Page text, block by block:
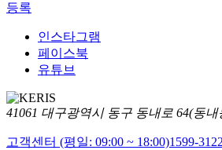
등록
인스타그램
페이스북
유튜브
41061 대구광역시 동구 동내로 64(동내
고객센터 (평일: 09:00 ~ 18:00)1599-3122